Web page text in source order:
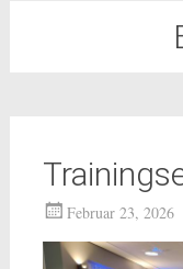
Februar 23, 2026